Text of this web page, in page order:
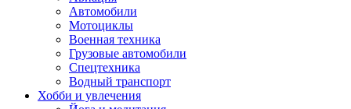
Автомобили
Мотоциклы
Военная техника
Грузовые автомобили
Спецтехника
Водный транспорт
Хобби и увлечения